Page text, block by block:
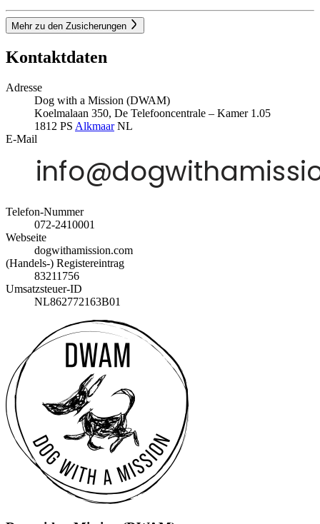
Mehr zu den Zusicherungen
Kontaktdaten
Adresse
Dog with a Mission (DWAM)
Koelmalaan 350, De Telefooncentrale – Kamer 1.05
1812 PS AlkmaarNL
E-Mail
Telefon-Nummer
072-2410001
Webseite
dogwithamission.com
(Handels-) Registereintrag
83211756
Umsatzsteuer-ID
NL862772163B01